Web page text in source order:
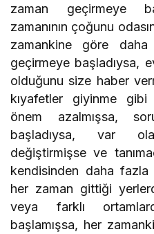
zaman geçirmeye
zamanının çoğunu
zamankine göre daha
geçirmeye başladıysa,
olduğunu size haber
kıyafetler giyinme
önem azalmışsa,
başladıysa, var
değiştirmişse ve
kendisinden daha fazla
her zaman gittiği
veya farklı
başlamışsa, her